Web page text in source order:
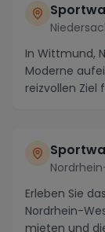
In Wittmund,
Moderne
reizvollen Ziel
Erleben Sie
Nordrhein-
mieten und